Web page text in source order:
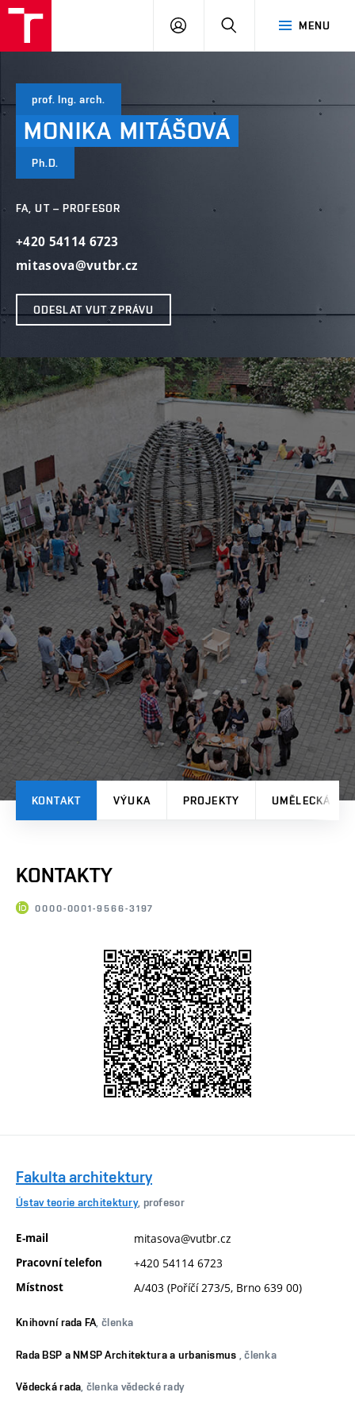
MENU
PŘIHLÁSIT
prof. Ing. arch.
MONIKA MITÁŠOVÁ
Ph.D.
FA, UT – PROFESOR
+420 54114 6723
mitasova@vutbr.cz
ODESLAT VUT ZPRÁVU
KONTAKT VÝUKA PROJEKTY UMĚLECKÁ
KONTAKTY
0000-0001-9566-3197
Fakulta architektury
Ústav teorie architektury, profesor
E-mail mitasova@vutbr.cz
Pracovní telefon +420 54114 6723
Místnost A/403 (Poříčí 273/5, Brno 639 00)
Knihovní rada FA, členka
Rada BSP a NMSP Architektura a urbanismus , členka
Vědecká rada, členka vědecké rady